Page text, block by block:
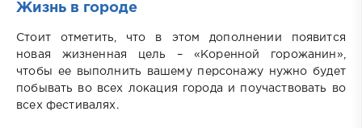
Жизнь в городе
Стоит отметить, что в этом дополнении появится
новая жизненная цель – «Коренной горожанин»,
чтобы ее выполнить вашему персонажу нужно будет
побывать во всех локация города и поучаствовать во
всех фестивалях.